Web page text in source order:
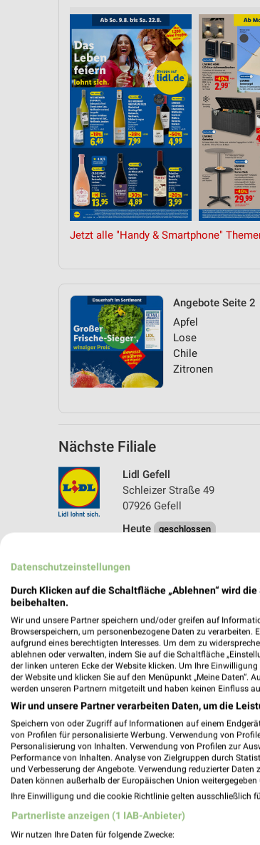
Jetzt alle "Handy & Smartphone"
Angebote Seite 2
Apfel
Lose
Chile
Zitronen
Nächste Filiale
Lidl Gefell
Schleizer Straße 49
07926 Gefell
Heute
geschlossen
Datenschutzeinstellungen
Durch Klicken auf die Schaltfläche „Ablehnen“ wird
beibehalten.
Wir und unsere Partner speichern und/oder greifen auf
Browserspeichern, um personenbezogene Daten zu
aufgrund eines berechtigten Interesses. Um dem zu
ablehnen oder verwalten, indem Sie auf die Schaltfläche
der linken unteren Ecke der Website klicken. Um Ihre
der Website und klicken Sie auf den Menüpunkt „Meine Daten“.
werden unseren Partnern mitgeteilt und haben keinen Einfluss
Wir und unsere Partner verarbeiten Daten, um die
Speichern von oder Zugriff auf Informationen auf einem
von Profilen für personalisierte Werbung. Verwendung von
Personalisierung von Inhalten. Verwendung von Profilen zur
Performance von Inhalten. Analyse von Zielgruppen durch
und Verbesserung der Angebote. Verwendung reduzierter Daten
Daten können außerhalb der Europäischen Union weitergegeben
Ihre Einwilligung und die cookie Richtlinie gelten ausschließlich
Partnerliste anzeigen (1 IAB-Anbieter)
Wir nutzen Ihre Daten für folgende Zwecke: